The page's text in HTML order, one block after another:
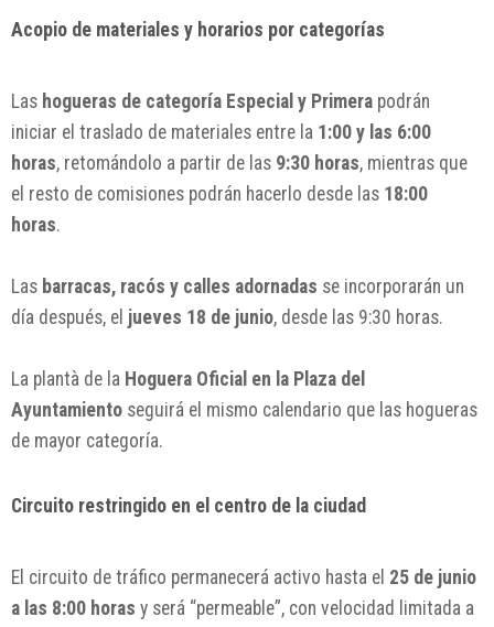
Acopio de materiales y horarios por categorías
Las hogueras de categoría Especial y Primera podrán
iniciar el traslado de materiales entre la 1:00 y las 6:00
horas, retomándolo a partir de las 9:30 horas, mientras que
el resto de comisiones podrán hacerlo desde las 18:00
horas.
Las barracas, racós y calles adornadas se incorporarán un
día después, el jueves 18 de junio, desde las 9:30 horas.
La plantà de la Hoguera Oficial en la Plaza del
Ayuntamiento seguirá el mismo calendario que las hogueras
de mayor categoría.
Circuito restringido en el centro de la ciudad
El circuito de tráfico permanecerá activo hasta el 25 de junio
a las 8:00 horas y será “permeable”, con velocidad limitada a